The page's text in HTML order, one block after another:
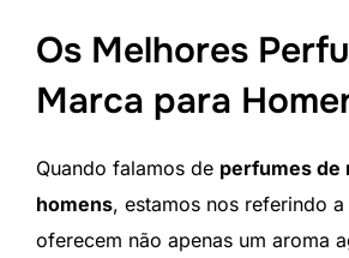
Os Melhores
Marca para
Quando falamos de perfumes de
homens, estamos nos referindo
oferecem não apenas um aroma